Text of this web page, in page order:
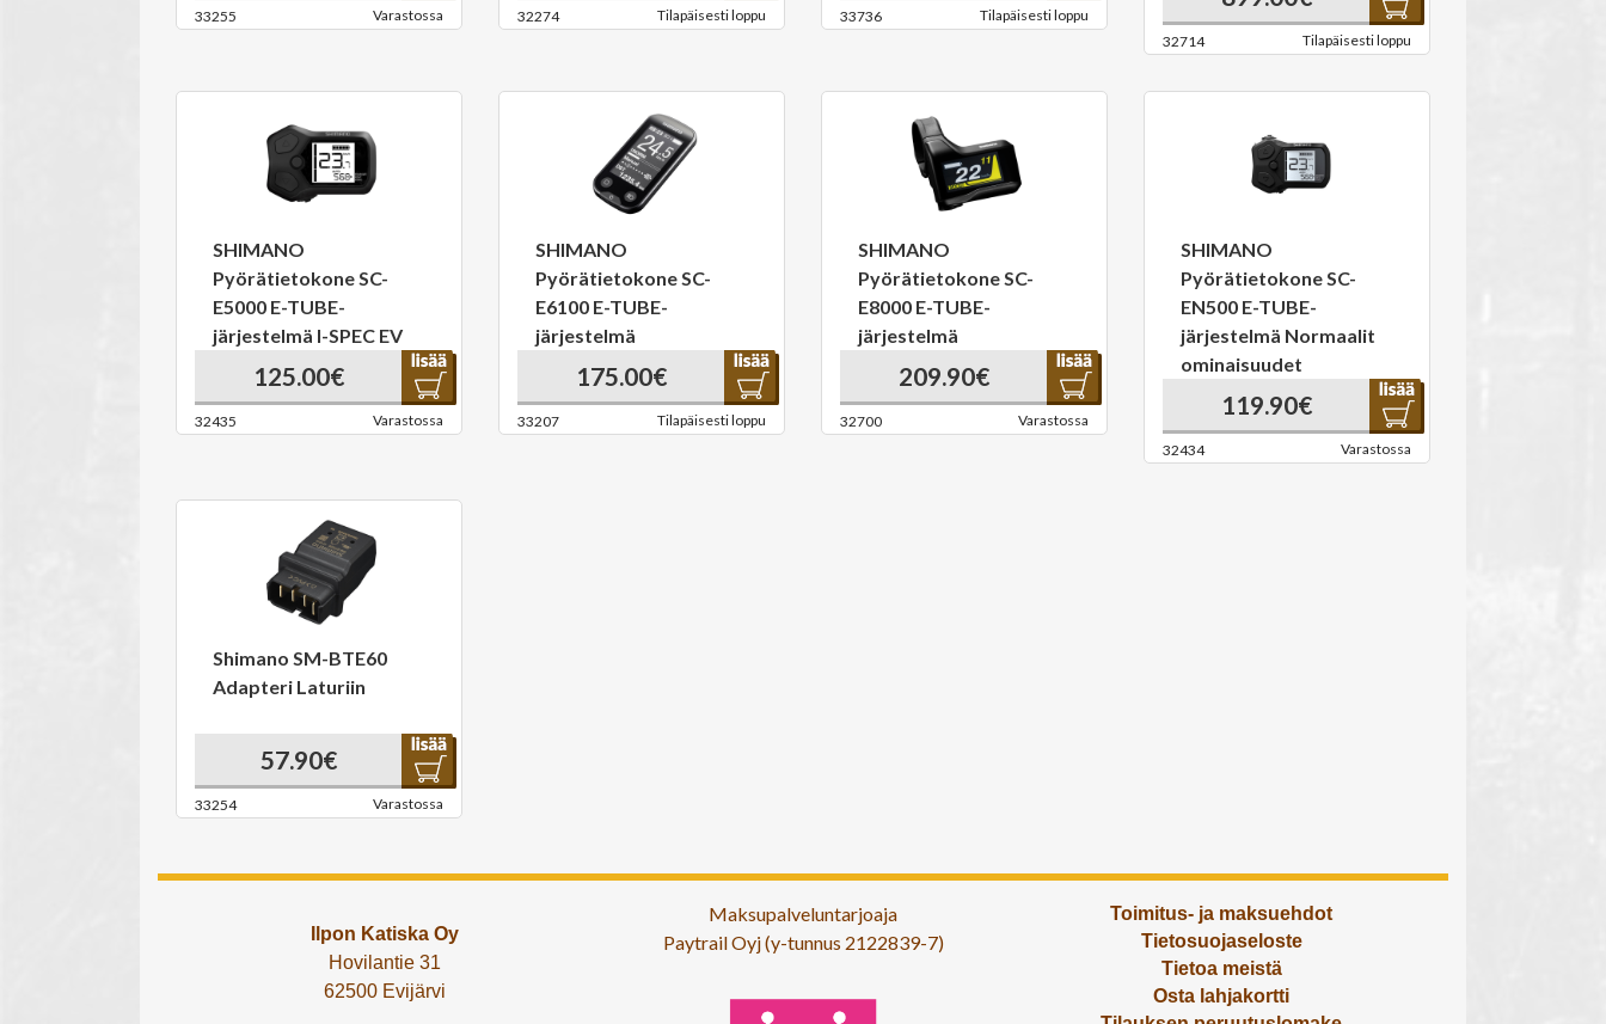
33255 Varastossa 32274 Tilapäisesti loppu 33736 Tilapäisesti loppu
32714 Tilapäisesti loppu
SHIMANO
Pyörätietokone SC-
E5000 E-TUBE-
järjestelmä I-SPEC EV
125.00€
32435 Varastossa
SHIMANO
Pyörätietokone SC-
E6100 E-TUBE-
järjestelmä
175.00€
33207 Tilapäisesti loppu
SHIMANO
Pyörätietokone SC-
E8000 E-TUBE-
järjestelmä
209.90€
32700 Varastossa
SHIMANO
Pyörätietokone SC-
EN500 E-TUBE-
järjestelmä Normaalit
ominaisuudet
119.90€
32434 Varastossa
Shimano SM-BTE60
Adapteri Laturiin
57.90€
33254 Varastossa
Ilpon Katiska Oy
Hovilantie 31
62500 Evijärvi
Maksupalveluntarjoaja
Paytrail Oyj (y-tunnus 2122839-7)
Toimitus- ja maksuehdot
Tietosuojaseloste
Tietoa meistä
Osta lahjakortti